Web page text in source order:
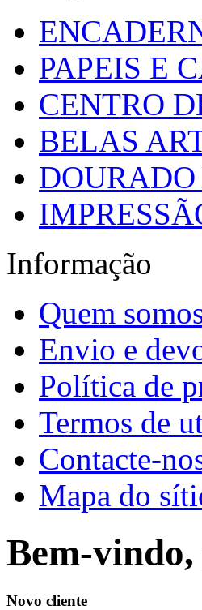
PAPEIS E
CENTRO
BELAS
Informação
Quem
Envio e
Política de
Termos de
Contacte-
Mapa do
Bem-
Novo cliente